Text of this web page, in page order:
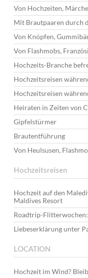
Von Hochzeiten,
Mit Brautpaaren durch
Von Knöpfen,
Von Flashmobs,
Hochzeits-Branche
Hochzeitsreisen
Hochzeitsreisen
Heiraten in Zeiten von
Gipfelstürmer
Brautentführung
Von Heulsusen,
Hochzeitsreisen
Hochzeit auf den
Maldives Resort
Roadtrip-
Liebeserklärung unter
LOCATION
Hochzeit im Wind?